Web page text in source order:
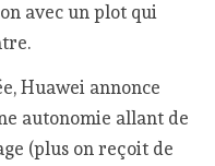
avec un plot qui
Huawei annonce
autonomie allant de
(plus on reçoit de